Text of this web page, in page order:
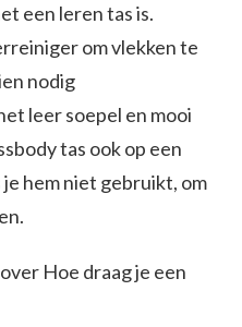
een leren tas is.
om vlekken te
nodig
leer soepel en mooi
tas ook op een
hem niet gebruikt, om
Hoe draag je een